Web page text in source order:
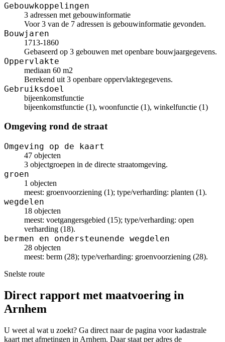
Gebouwkoppelingen
3 adressen met gebouwinformatie
Voor 3 van de 7 adressen is gebouwinformatie gevonden.
Bouwjaren
1713-1860
Gebaseerd op 3 gebouwen met openbare bouwjaargegevens.
Oppervlakte
mediaan 60 m2
Berekend uit 3 openbare oppervlaktegegevens.
Gebruiksdoel
bijeenkomstfunctie
bijeenkomstfunctie (1), woonfunctie (1), winkelfunctie (1)
Omgeving rond de straat
Omgeving op de kaart
47 objecten
3 objectgroepen in de directe straatomgeving.
groen
1 objecten
meest: groenvoorziening (1); type/verharding: planten (1).
wegdelen
18 objecten
meest: voetgangersgebied (15); type/verharding: open
verharding (18).
bermen en ondersteunende wegdelen
28 objecten
meest: berm (28); type/verharding: groenvoorziening (28).
Snelste route
Direct rapport met maatvoering in
Arnhem
U weet al wat u zoekt? Ga direct naar de pagina voor kadastrale
kaart met afmetingen in Arnhem. Daar staat per adres de